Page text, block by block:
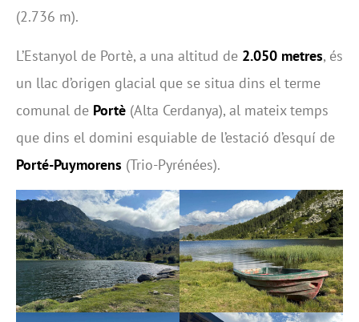
(2.736 m).
L’Estanyol de Portè, a una altitud de 2.050 metres, és
un llac d’origen glacial que se situa dins el terme
comunal de Portè (Alta Cerdanya), al mateix temps
que dins el domini esquiable de l’estació d’esquí de
Porté-Puymorens (Trio-Pyrénées).